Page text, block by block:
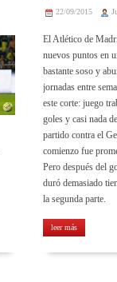
22/09/2015
El Atlético de
nuevos puntos en
bastante soso y
jornadas entre
este corte: juego
goles y casi nada
partido contra el
comienzo fue
Pero después del
duró demasiado
la segunda parte.
leer más